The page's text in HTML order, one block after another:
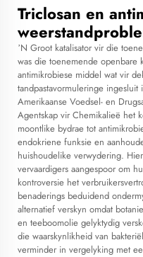
Triclosan en
ʼN Groot katalisator vir die
was die toenemende openbare
antimikrobiese middel wat vir
tandpastavormuleringe ingesluit
Amerikaanse Voedsel- en
Agentskap vir Chemikalieë het
moontlike bydrae tot
endokriene funksie en
huishoudelike verwydering.
vervaardigers aangespoor om
kontroversie het
benaderings beduidend
alternatief verskyn omdat
en teeboomolie gelyktydig
die waarskynlikheid van
verminder in vergelyking met